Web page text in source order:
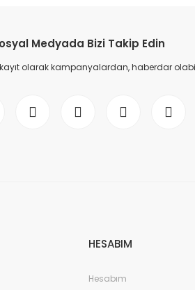
Medyada Bizi Takip Edin
olarak kampanyalardan, haberdar
HESABIM
Hesabım